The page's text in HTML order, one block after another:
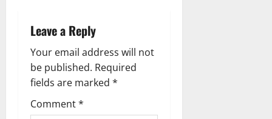
a
v
i
g
Leave a Reply
Your email address will not
be published. Required
fields are marked *
Comment*